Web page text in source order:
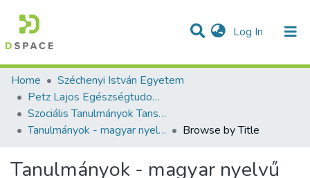
Log In (current)
Communities & Collections
All of DSpace
Home
Széchenyi István Egyetem
Petz Lajos Egészségtudományi és Szociális Képzési Intézet
Szociális Tanulmányok Tanszék
Tanulmányok - magyar nyelvű (SZE PLESZKI SZTT)
Browse by Title
Tanulmányok - magyar nyelvű